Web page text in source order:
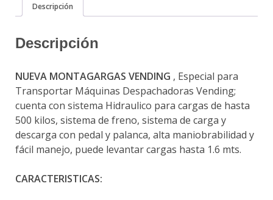
Descripción
Descripción
NUEVA MONTAGARGAS VENDING , Especial para
Transportar Máquinas Despachadoras Vending;
cuenta con sistema Hidraulico para cargas de hasta
500 kilos, sistema de freno, sistema de carga y
descarga con pedal y palanca, alta maniobrabilidad y
fácil manejo, puede levantar cargas hasta 1.6 mts.
CARACTERISTICAS: